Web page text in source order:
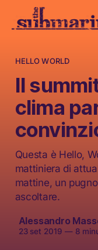
HELLO WORLD
Il
clima
Questa è Hello,
mattiniera di
mattine, un
ascoltare.
Alessandro
23 set 2019 —8